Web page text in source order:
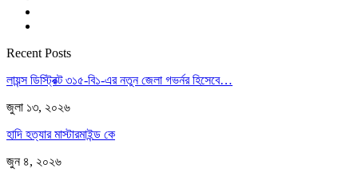
Recent Posts
লায়ন্স ডিস্ট্রিক্ট ৩১৫-বি১-এর নতুন জেলা গভর্নর হিসেবে…
জুলা ১৩, ২০২৬
হাদি হত্যার মাস্টারমাইন্ড কে
জুন ৪, ২০২৬